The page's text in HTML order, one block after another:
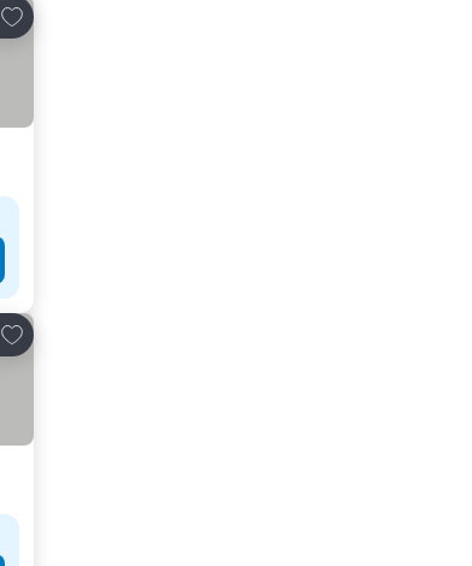
Dodati u favorite
Dodati u favorite